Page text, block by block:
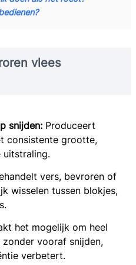
vlees
snijden: Produceert
consistente grootte,
uitstraling.
vers, bevroren of
wisselen tussen blokjes,
het mogelijk om heel
vooraf snijden,
verbetert.